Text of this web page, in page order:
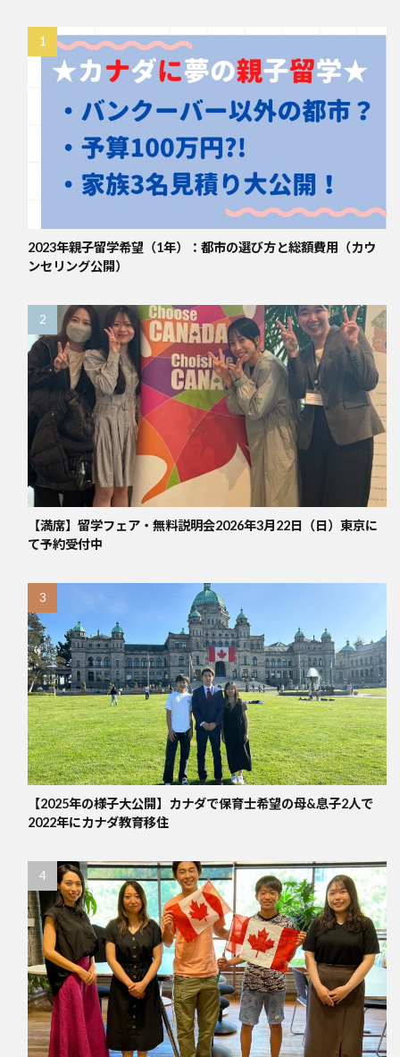
2023年親子留学希望（1年）：都市の選び方と総額費用（カウ
ンセリング公開）
【満席】留学フェア・無料説明会2026年3月22日（日）東京に
て予約受付中
【2025年の様子大公開】カナダで保育士希望の母&息子2人で
2022年にカナダ教育移住